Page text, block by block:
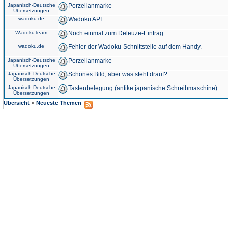
Japanisch-Deutsche
Übersetzungen
Porzellanmarke
wadoku.de Wadoku API
WadokuTeam Noch einmal zum Deleuze-Eintrag
wadoku.de Fehler der Wadoku-Schnittstelle auf dem Handy.
Japanisch-Deutsche
Übersetzungen
Porzellanmarke
Japanisch-Deutsche
Übersetzungen
Schönes Bild, aber was steht drauf?
Japanisch-Deutsche
Übersetzungen
Tastenbelegung (antike japanische Schreibmaschine)
Übersicht » Neueste Themen